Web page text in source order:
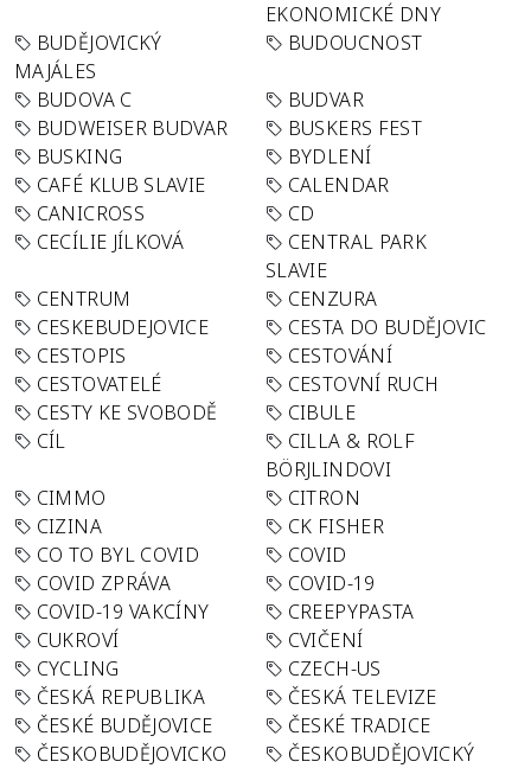
EKONOMICKÉ DNY
BUDĚJOVICKÝ
MAJÁLES
BUDOUCNOST
BUDOVA C
BUDVAR
BUDWEISER BUDVAR
BUSKERS FEST
BUSKING
BYDLENÍ
CAFÉ KLUB SLAVIE
CALENDAR
CANICROSS
CD
CECÍLIE JÍLKOVÁ
CENTRAL PARK
SLAVIE
CENTRUM
CENZURA
CESKEBUDEJOVICE
CESTA DO BUDĚJOVIC
CESTOPIS
CESTOVÁNÍ
CESTOVATELÉ
CESTOVNÍ RUCH
CESTY KE SVOBODĚ
CIBULE
CÍL
CILLA & ROLF
BÖRJLINDOVI
CIMMO
CITRON
CIZINA
CK FISHER
CO TO BYL COVID
COVID
COVID ZPRÁVA
COVID-19
COVID-19 VAKCÍNY
CREEPYPASTA
CUKROVÍ
CVIČENÍ
CYCLING
CZECH-US
ČESKÁ REPUBLIKA
ČESKÁ TELEVIZE
ČESKÉ BUDĚJOVICE
ČESKÉ TRADICE
ČESKOBUDĚJOVICKO
ČESKOBUDĚJOVICKÝ